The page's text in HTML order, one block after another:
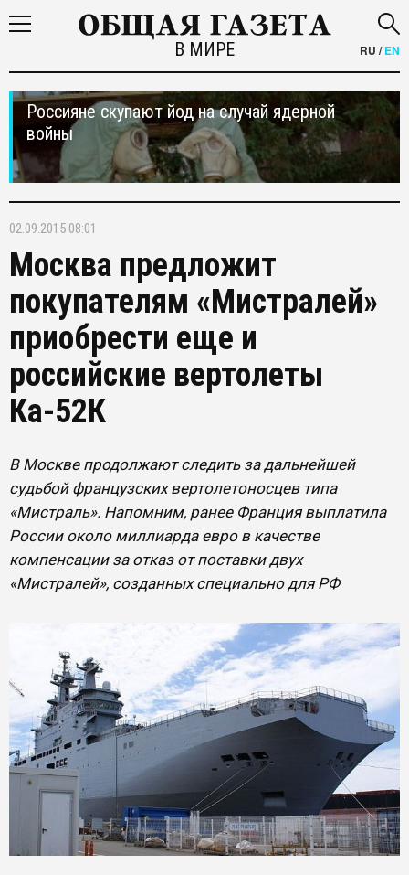
В МИРЕ RU /EN
Россияне скупают йод на случай ядерной
войны
02.09.2015 08:01
Москва предложит
покупателям «Мистралей»
приобрести еще и
российские вертолеты
Ка-52К
В Москве продолжают следить за дальнейшей
судьбой французских вертолетоносцев типа
«Мистраль». Напомним, ранее Франция выплатила
России около миллиарда евро в качестве
компенсации за отказ от поставки двух
«Мистралей», созданных специально для РФ